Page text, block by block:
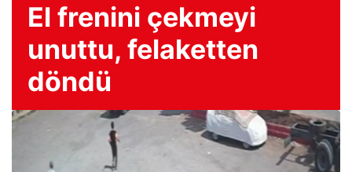
El frenini çekmeyi
unuttu, felaketten
döndü